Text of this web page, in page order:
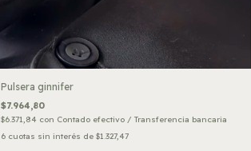
Pulsera ginnifer
$7.964,80
$6.371,84 con Contado efectivo / Transferencia bancaria
6 cuotas sin interés de $1.327,47